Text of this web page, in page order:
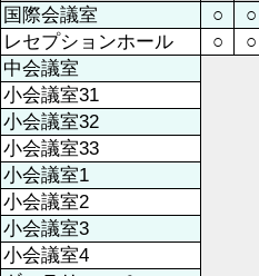
国際会議室
○ ○
レセプションホール
○ ○
中会議室
小会議室31
小会議室32
小会議室33
小会議室1
小会議室2
小会議室3
小会議室4